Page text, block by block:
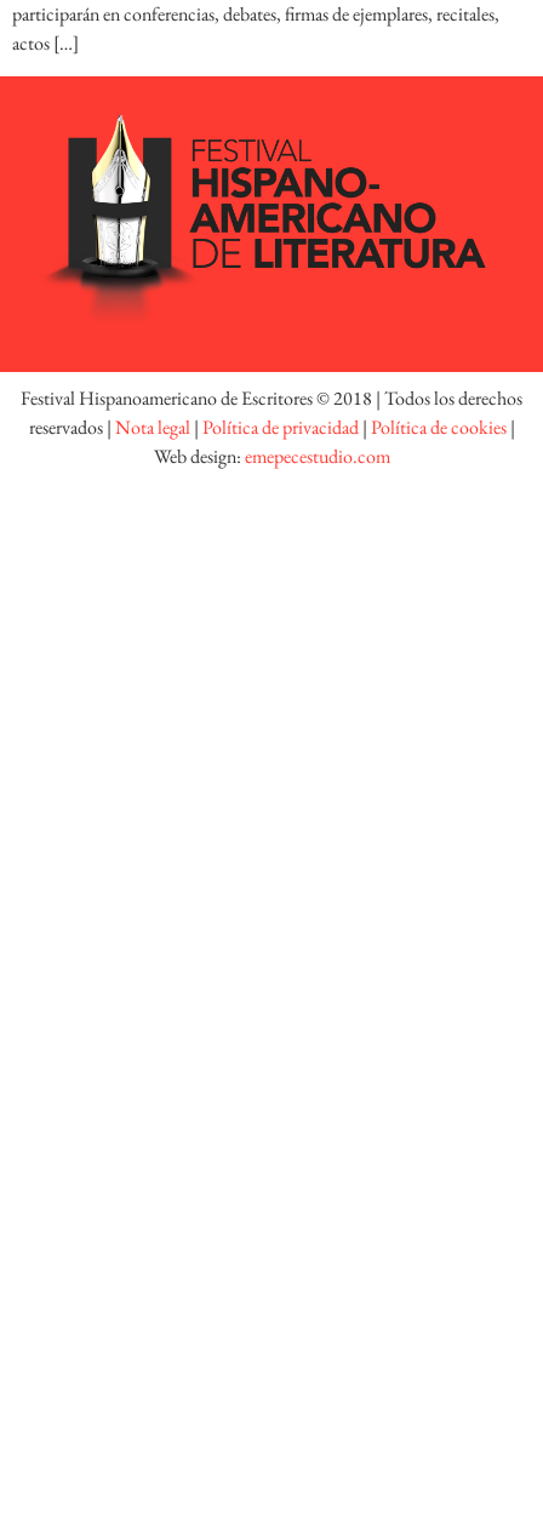
participarán en conferencias, debates, firmas de ejemplares, recitales,
actos […]
Festival Hispanoamericano de Escritores © 2018 | Todos los derechos
reservados |Nota legal|Política de privacidad|Política de cookies|
Web design:emepecestudio.com